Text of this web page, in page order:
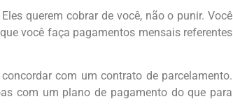
querem cobrar de você, não o punir. Você
você faça pagamentos mensais referentes
com um contrato de parcelamento.
com um plano de pagamento do que para